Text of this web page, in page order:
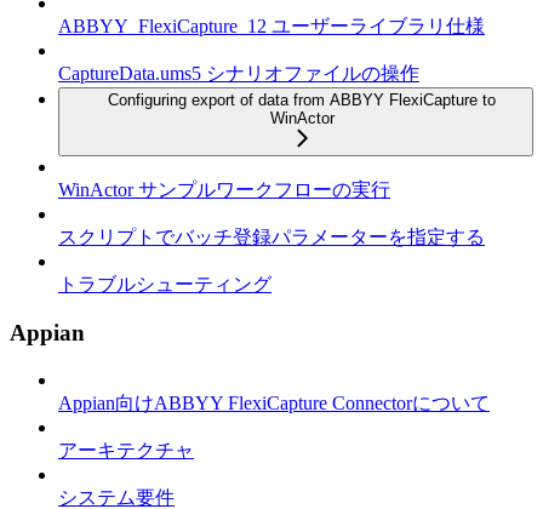
ABBYY_FlexiCapture_12 ユーザーライブラリ仕様
CaptureData.ums5 シナリオファイルの操作
Configuring export of data from ABBYY FlexiCapture to
WinActor
WinActor サンプルワークフローの実行
スクリプトでバッチ登録パラメーターを指定する
トラブルシューティング
Appian
Appian向けABBYY FlexiCapture Connectorについて
アーキテクチャ
システム要件